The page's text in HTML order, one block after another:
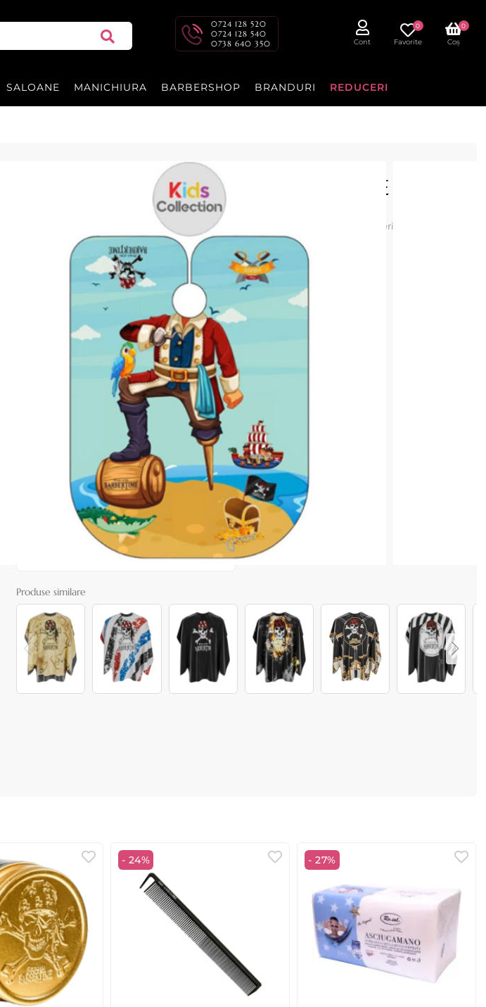
0724 128 520
0724 128 540
0738 640 350
Cont Favorite
0
Coș
0
SALOANE MANICHIURA BARBERSHOP BRANDURI REDUCERI
Pelerina - CHILD - PRO 1 - BARBERTIME
Pelerina CHILD PRO 1 de la BARBERTIME este special concepută pentru copii, oferind protecție
eficientă și confort în timpul tunsului.
Adăugați recenzia dvs.
BAT82
49,00 lei
ADAUGĂ ÎN COȘ
Acest produs vă aduce4💰 puncte în valoare de de0,40 lei💸
Consultanță? Sună acum 0724 128 520
Produse similare
- 24% - 27%